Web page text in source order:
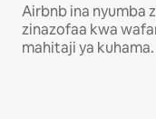
Airbnb ina nyumba
zinazofaa kwa
mahitaji ya kuhama.